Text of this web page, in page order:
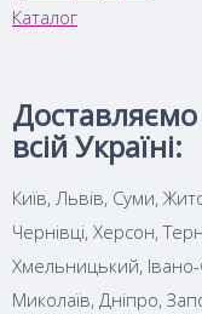
Каталог
всій Україні:
Київ, Львів, Суми,
Чернівці, Херсон,
Хмельницький,
Миколаїв, Дніпро,